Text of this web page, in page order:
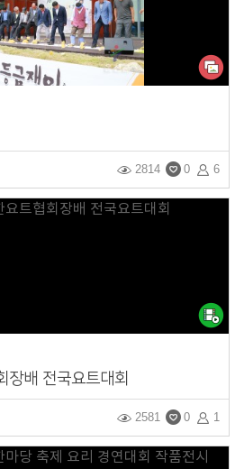
6
0
2814
장배 전국요트대회
1
0
2581